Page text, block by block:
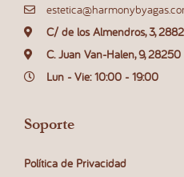
C/ de los Almendros, 3,
C. Juan Van-Halen, 9,
Lun - Vie: 10:00 - 19:00
Soporte
Política de Privacidad